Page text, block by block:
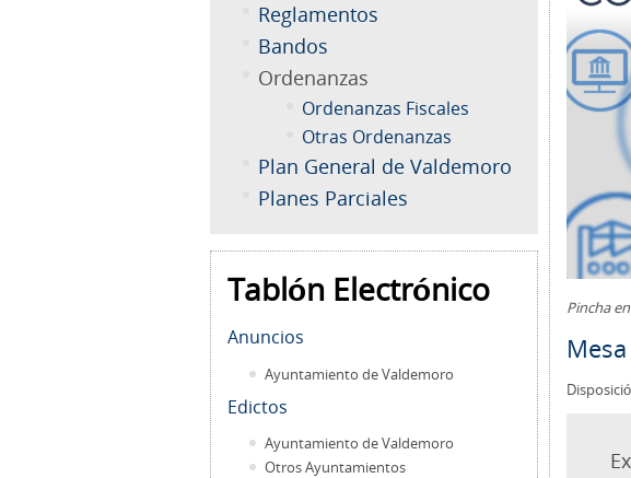
Reglamentos
Bandos
Ordenanzas
Ordenanzas Fiscales
Otras Ordenanzas
Plan General de Valdemoro
Planes Parciales
Tablón Electrónico
Anuncios
Ayuntamiento de Valdemoro
Edictos
Ayuntamiento de Valdemoro
Otros Ayuntamientos
Pincha